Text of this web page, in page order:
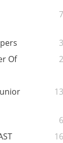
7
3
Of
2
13
6
16